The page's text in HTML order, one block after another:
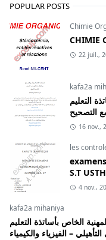
POPULAR POSTS
Chimie
CHIMIE
22 juil.,
kafa2a
التعليم
التصحيح
16 nov.,
les
S.T
4 nov.,
kafa2a mihaniya
الخاص بأساتذة التعليم
التأهيلي – الفيزياء والكيمياء